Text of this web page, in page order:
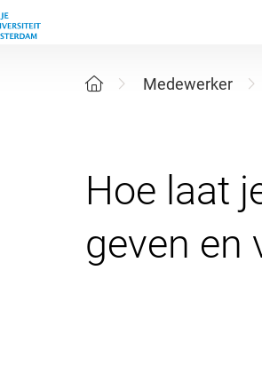
Medewerker
Hoe laat